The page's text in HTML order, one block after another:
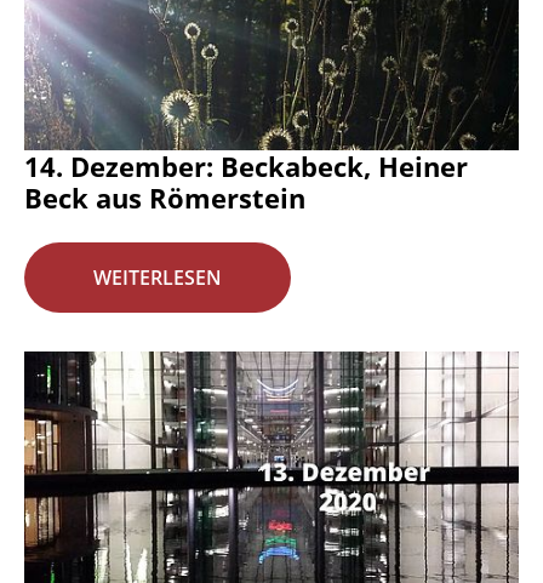
14. Dezember: Beckabeck, Heiner
Beck aus Römerstein
WEITERLESEN